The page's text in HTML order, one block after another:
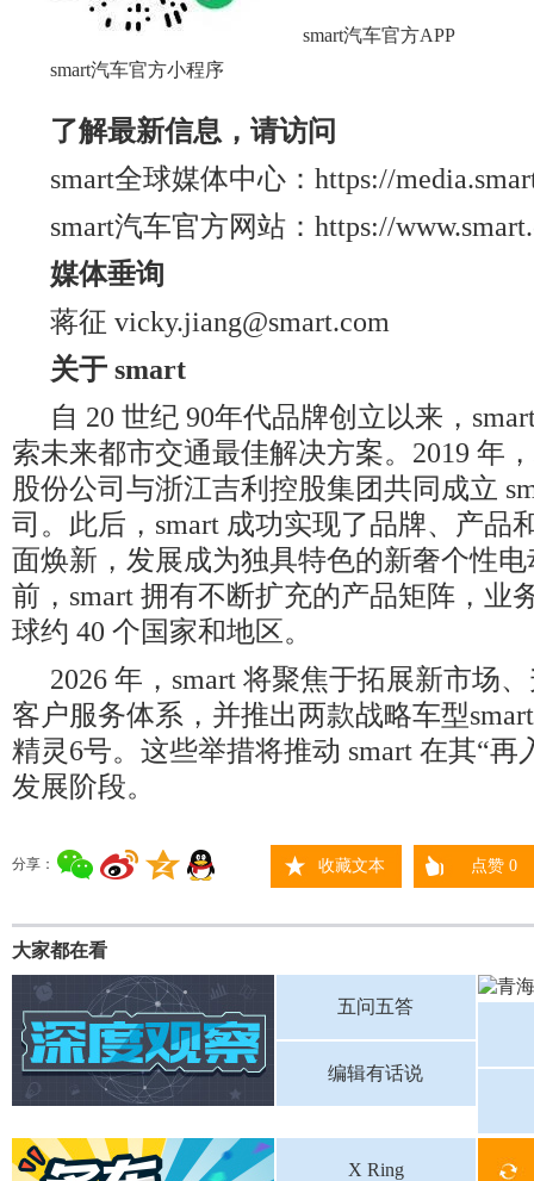
smart汽车官方小程序
smart汽车官方APP
了解最新信息，请访问
smart全球媒体中心：https://
smart汽车官方网站：https://
媒体垂询
蒋征 vicky.jiang@smart.com
关于 smart
自 20 世纪 90年代品牌创立以来，
索未来都市交通最佳解决方案。2019 年
股份公司与浙江吉利控股集团共同成立
司。此后，smart 成功实现了品牌、产品
面焕新，发展成为独具特色的新奢个性
前，smart 拥有不断扩充的产品矩阵，业
球约 40 个国家和地区。
2026 年，smart 将聚焦于拓展新市场、
客户服务体系，并推出两款战略车型
精灵6号。这些举措将推动 smart 在其“再
发展阶段。
分享： 收藏文本 点赞0
大家都在看
五问五答
编辑有话说
X Ring